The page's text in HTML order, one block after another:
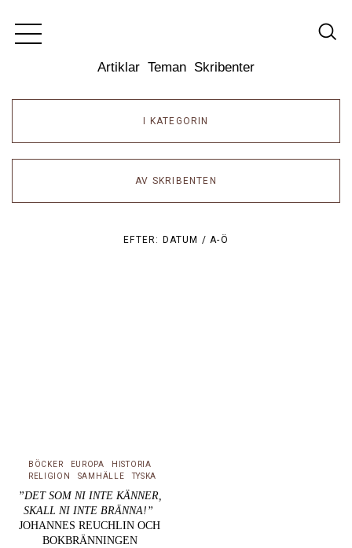
Artiklar Teman Skribenter
I KATEGORIN
AV SKRIBENTEN
EFTER: DATUM /A-Ö
BÖCKER EUROPA
HISTORIA
RELIGION
SAMHÄLLE TYSKA
”DET SOM NI INTE KÄNNER,
SKALL NI INTE BRÄNNA!”
JOHANNES REUCHLIN OCH
BOKBRÄNNINGEN